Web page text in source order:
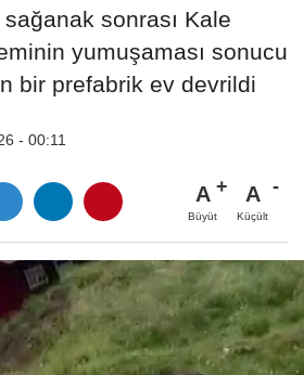
sonrası Kale
yumuşaması sonucu
bir prefabrik ev devrildi
- 00:11
A
Büyüt
A
Küçült